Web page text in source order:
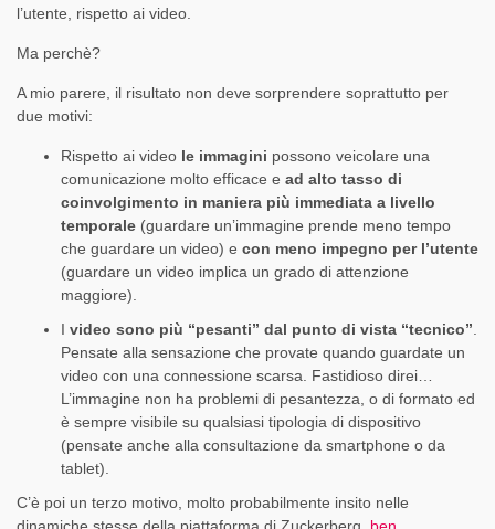
l’utente, rispetto ai video.
Ma perchè?
A mio parere, il risultato non deve sorprendere soprattutto per
due motivi:
Rispetto ai video le immagini possono veicolare una
comunicazione molto efficace e ad alto tasso di
coinvolgimento in maniera più immediata a livello
temporale (guardare un’immagine prende meno tempo
che guardare un video) e con meno impegno per l’utente
(guardare un video implica un grado di attenzione
maggiore).
I video sono più “pesanti” dal punto di vista “tecnico”
Pensate alla sensazione che provate quando guardate un
video con una connessione scarsa. Fastidioso direi…
L’immagine non ha problemi di pesantezza, o di formato ed
è sempre visibile su qualsiasi tipologia di dispositivo
(pensate anche alla consultazione da smartphone o da
tablet).
C’è poi un terzo motivo, molto probabilmente insito nelle